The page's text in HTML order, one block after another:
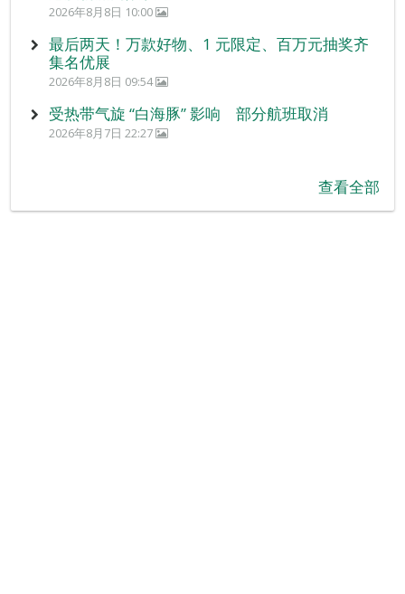
2026年8月8日 10:00
最后两天！万款好物、1 元限定、百万元抽奖齐
集名优展
2026年8月8日 09:54
受热带气旋 “白海豚” 影响 部分航班取消
2026年8月7日 22:27
查看全部